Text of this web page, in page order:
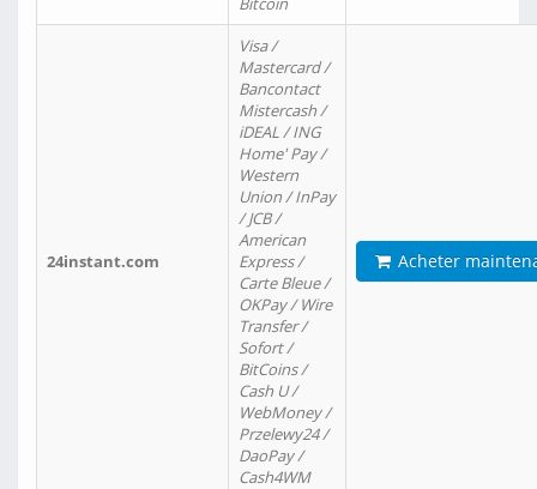
24instant.com
Visa /
Mastercard /
Bancontact
Mistercash /
iDEAL / ING
Home' Pay /
Western
Union / InPay
/ JCB /
American
Express /
Carte Bleue /
OKPay / Wire
Transfer /
Sofort /
BitCoins /
Cash U /
WebMoney /
Przelewy24 /
DaoPay /
Cash4WM
Acheter